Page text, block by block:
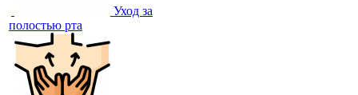
Уход за
полостью рта